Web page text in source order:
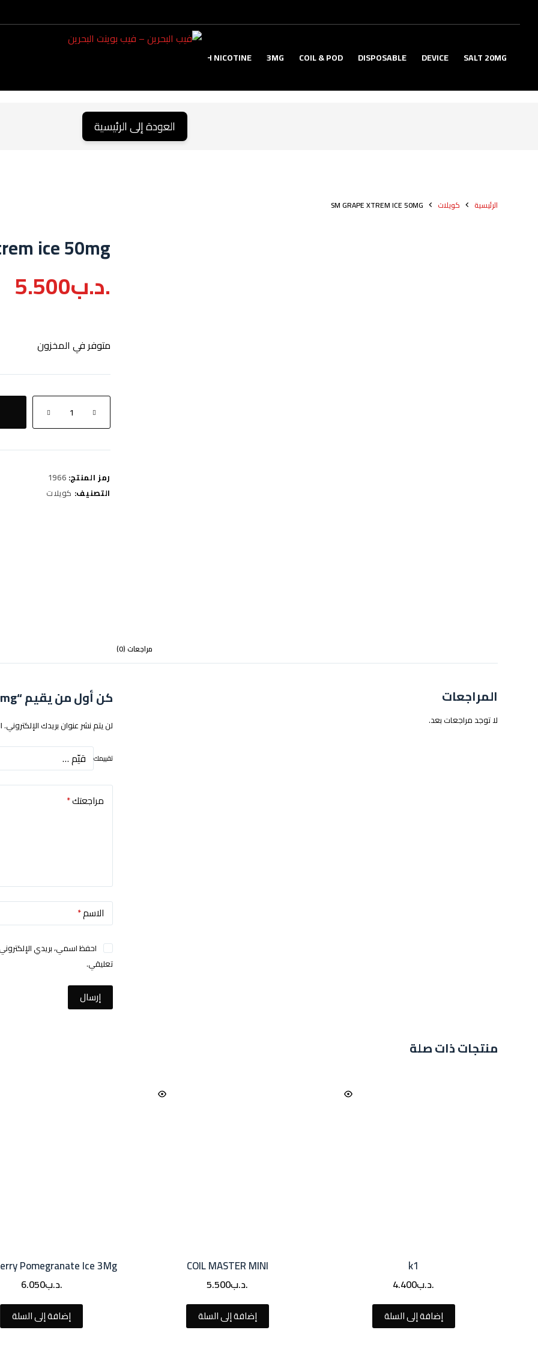
SALT 20MG
DEVICE
DISPOSABLE
COIL & POD
3MG
HIGH NICOTINE
العودة إلى الرئيسية
الرئيسية كويلات SM GRAPE XTREM ICE 50MG
ice 50mg
.د.ب5.500
متوفر في المخزون
كمية
grape
xtrem
50mg
رمز المنتج: 1966
التصنيف: كويلات
مراجعات (0)
المراجعات
لا توجد مراجعات بعد.
كن أول من يقيم “sm grape xtrem ice 50mg”
لن يتم نشر عنوان بريدك الإلكتروني.
تقييمك
مراجعتك*
الاسم*
احفظ اسمي، بريدي
تعليقي.
إرسال
منتجات ذات صلة
k1
.د.ب4.400
إضافة إلى السلة
COIL MASTER MINI
.د.ب5.500
إضافة إلى السلة
Pomegranate Ice 3Mg
.د.ب6.050
إضافة إلى السلة